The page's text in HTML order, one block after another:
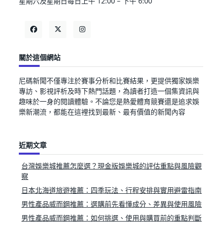
關於這個網站
尼碼新聞不僅專注於賽事分析和比賽結果，更提供獨家娛樂
專訪、影視評析及時下熱門話題，為讀者打造一個集資訊與
趣味於一身的閱讀體驗。不論您是熱愛體育競賽還是追求娛
樂新潮流，都能在這裡找到最新、最有價值的新聞內容
近期文章
台灣娛樂城推薦怎麼選？現金版娛樂城的評估重點與風險觀
察
日本北海道旅遊推薦：四季玩法、行程安排與實用避雷指南
男性產品威而鋼推薦：選購前先看懂成分、差異與使用風險
男性產品威而鋼推薦：如何挑選、使用與購買前的重點判斷